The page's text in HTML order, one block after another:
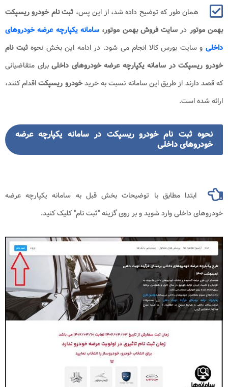
همان طور که توضیح داده شد، از این پس، ثبت نام خودرو ریسپکت
بهمن موتوردر سایت فروش بهمن موتور،سامانه یکپارچه عرضه خودروهای
داخلیو سایت بورس کالا انجام می شود. در ادامه این بخش نحوهثبت نام
خودرو ریسپکت در سامانه یکپارچه عرضه خودروهای داخلیبرای متقاضیانی
که قصد دارند از طریق این سامانه نسبت به خریدخودرو ریسپکتاقدام کنند،
ارائه شده است.
نحوه ثبت نام خودرو ریسپکت در سامانه یکپارچه عرضه
خودروهای داخلی
ابتدا مطابق با توضیحات بخش قبل به سامانه یکپارچه عرضه
خودروهای داخلی وارد شوید و بر روی گزینه "ثبت نام" کلیک کنید.